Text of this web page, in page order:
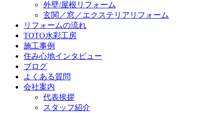
外壁/屋根リフォーム
玄関／窓／エクステリアリフォーム
リフォームの流れ
TOTO水彩工房
施工事例
住み心地インタビュー
ブログ
よくある質問
会社案内
代表挨拶
スタッフ紹介